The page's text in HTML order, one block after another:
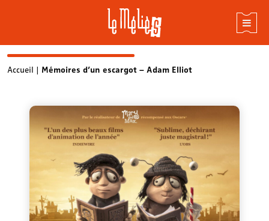
SkipAccueil | Mémoires d’un escargot – Adam Elliot